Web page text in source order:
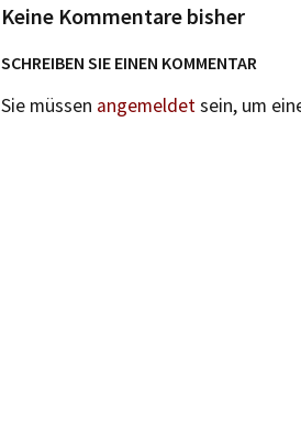
Keine Kommentare bisher
SCHREIBEN SIE EINEN KOMMENTAR
Sie müssen angemeldetsein, um